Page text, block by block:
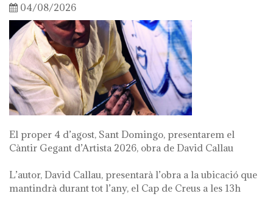
04/08/2026
El proper 4 d’agost, Sant Domingo, presentarem el
Càntir Gegant d’Artista 2026, obra de David Callau
L’autor, David Callau, presentarà l’obra a la ubicació que
mantindrà durant tot l’any, el Cap de Creus a les 13h